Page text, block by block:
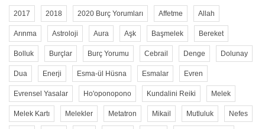
2017 2018 2020 Burç Yorumları Affetme Allah
Arınma Astroloji Aura Aşk Başmelek Bereket
Bolluk Burçlar Burç Yorumu Cebrail Denge Dolunay
Dua Enerji Esma-ül Hüsna Esmalar Evren
Evrensel Yasalar Ho'oponopono Kundalini Reiki Melek
Melek Kartı Melekler Metatron Mikail Mutluluk Nefes